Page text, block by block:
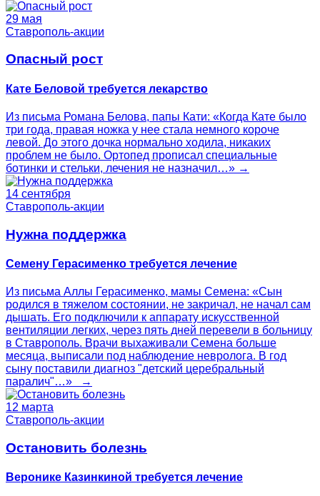
29 мая
Ставрополь-акции
Опасный рост
Кате Беловой требуется лекарство
Из письма Романа Белова, папы Кати: «Когда Кате было
три года, правая ножка у нее стала немного короче
левой. До этого дочка нормально ходила, никаких
проблем не было. Ортопед прописал специальные
ботинки и стельки, лечения не назначил…» →
14 сентября
Ставрополь-акции
Нужна поддержка
Семену Герасименко требуется лечение
Из письма Аллы Герасименко, мамы Семена: «Сын
родился в тяжелом состоянии, не закричал, не начал сам
дышать. Его подключили к аппарату искусственной
вентиляции легких, через пять дней перевели в больницу
в Ставрополь. Врачи выхаживали Семена больше
месяца, выписали под наблюдение невролога. В год
сыну поставили диагноз "детский церебральный
паралич"…» →
12 марта
Ставрополь-акции
Остановить болезнь
Веронике Казинкиной требуется лечение